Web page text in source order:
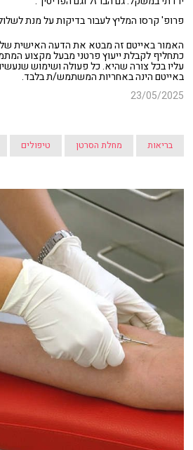
פרופ' קרסו המליץ לעבור בדיקות על מנת
האמור באייטם זה מבטא את הדעה האישית
כתחליף לקבלת ייעוץ פרטני מבעל מקצוע
עליו בכל צורה שהיא. כל פעולה ושימוש
באייטם הינה באחריות המשתמש/ת בלבד.
23/05/2025
בריאות מחלת הסרטן טיפולים